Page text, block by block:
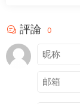
評論 0